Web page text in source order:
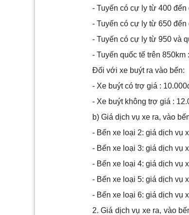
- Tuyến có cự ly từ 400
- Tuyến có cự ly từ 650
- Tuyến có cự ly từ 950 và
- Tuyến quốc tế trên 850km
Đối với xe buýt ra vào bến:
- Xe buýt có trợ giá :
- Xe buýt không trợ giá :
b) Giá dịch vụ xe ra, vào
- Bến xe loại 2: giá dịch vụ
- Bến xe loại 3: giá dịch vụ
- Bến xe loại 4: giá dịch vụ
- Bến xe loại 5: giá dịch vụ
- Bến xe loại 6: giá dịch vụ
2. Giá dịch vụ xe ra, vào